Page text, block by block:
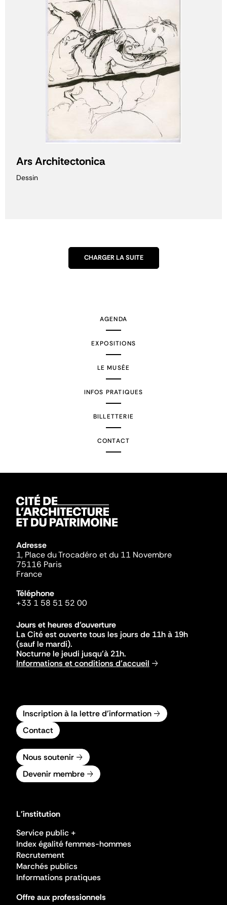
Ars Architectonica
Dessin
CHARGER LA SUITE
AGENDA
EXPOSITIONS
LE MUSÉE
INFOS PRATIQUES
BILLETTERIE
CONTACT
Adresse
1, Place du Trocadéro et du 11 Novembre
75116 Paris
France
Téléphone
+33 1 58 51 52 00
Jours et heures d'ouverture
La Cité est ouverte tous les jours de 11h à 19h
(sauf le mardi).
Nocturne le jeudi jusqu'à 21h.
Informations et conditions d'accueil
Inscription à la lettre d'information
Contact
Nous soutenir
Devenir membre
L'institution
Service public +
Index égalité femmes-hommes
Recrutement
Marchés publics
Informations pratiques
Offre aux professionnels